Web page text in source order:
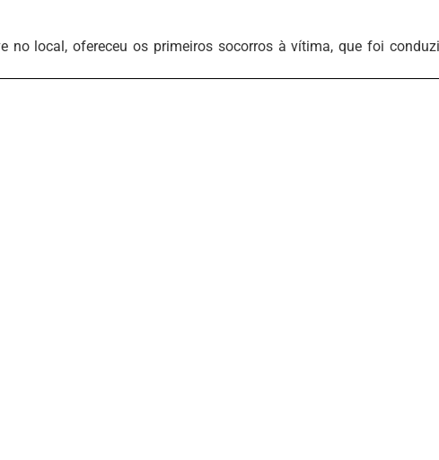
no local, ofereceu os primeiros socorros à vítima, que foi